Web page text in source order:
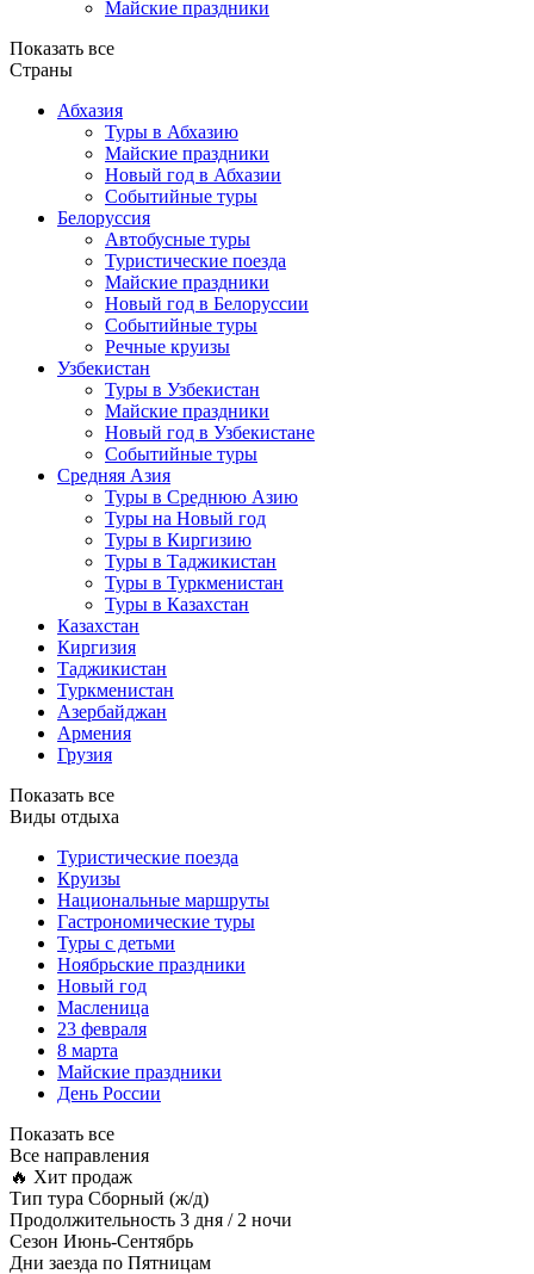
Майские праздники
Показать все
Страны
Абхазия
Туры в Абхазию
Майские праздники
Новый год в Абхазии
Событийные туры
Белоруссия
Автобусные туры
Туристические поезда
Майские праздники
Новый год в Белоруссии
Событийные туры
Речные круизы
Узбекистан
Туры в Узбекистан
Майские праздники
Новый год в Узбекистане
Событийные туры
Средняя Азия
Туры в Среднюю Азию
Туры на Новый год
Туры в Киргизию
Туры в Таджикистан
Туры в Туркменистан
Туры в Казахстан
Казахстан
Киргизия
Таджикистан
Туркменистан
Азербайджан
Армения
Грузия
Показать все
Виды отдыха
Туристические поезда
Круизы
Национальные маршруты
Гастрономические туры
Туры с детьми
Ноябрьские праздники
Новый год
Масленица
23 февраля
8 марта
Майские праздники
День России
Показать все
Все направления
🔥 Хит продаж
Тип тура Сборный (ж/д)
Продолжительность 3 дня / 2 ночи
Сезон Июнь-Сентябрь
Дни заезда по Пятницам